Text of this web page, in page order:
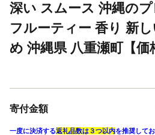
深い スムース 沖縄の
フルーティー 香り 新
め 沖縄県 八重瀬町【価
寄付金額
一度に決済する返礼品数は３つ以内を推奨してお